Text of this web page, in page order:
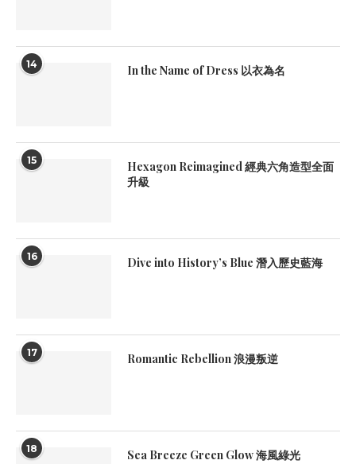
14 In the Name of Dress 以衣為名
15
Hexagon Reimagined 經典六角造型全面
升級
16 Dive into History’s Blue 潛入歷史藍海
17 Romantic Rebellion 浪漫叛逆
18 Sea Breeze Green Glow 海風綠光